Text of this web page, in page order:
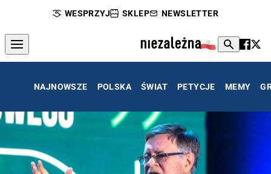
WESPRZYJ SKLEP NEWSLETTER
NAJNOWSZE POLSKA ŚWIAT PETYCJE MEMY